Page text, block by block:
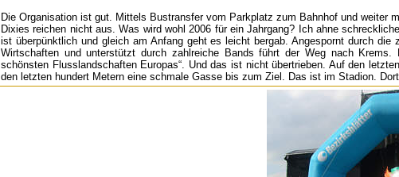
Die Organisation ist gut. Mittels Bustransfer vom Parkplatz zum Bahnhof und
Dixies reichen nicht aus. Was wird wohl 2006 für ein Jahrgang? Ich ahne
ist überpünktlich und gleich am Anfang geht es leicht bergab. Angespornt durch
Wirtschaften und unterstützt durch zahlreiche Bands führt der Weg nach
schönsten Flusslandschaften Europas“. Und das ist nicht übertrieben. Auf den
den letzten hundert Metern eine schmale Gasse bis zum Ziel. Das ist im Stadion.